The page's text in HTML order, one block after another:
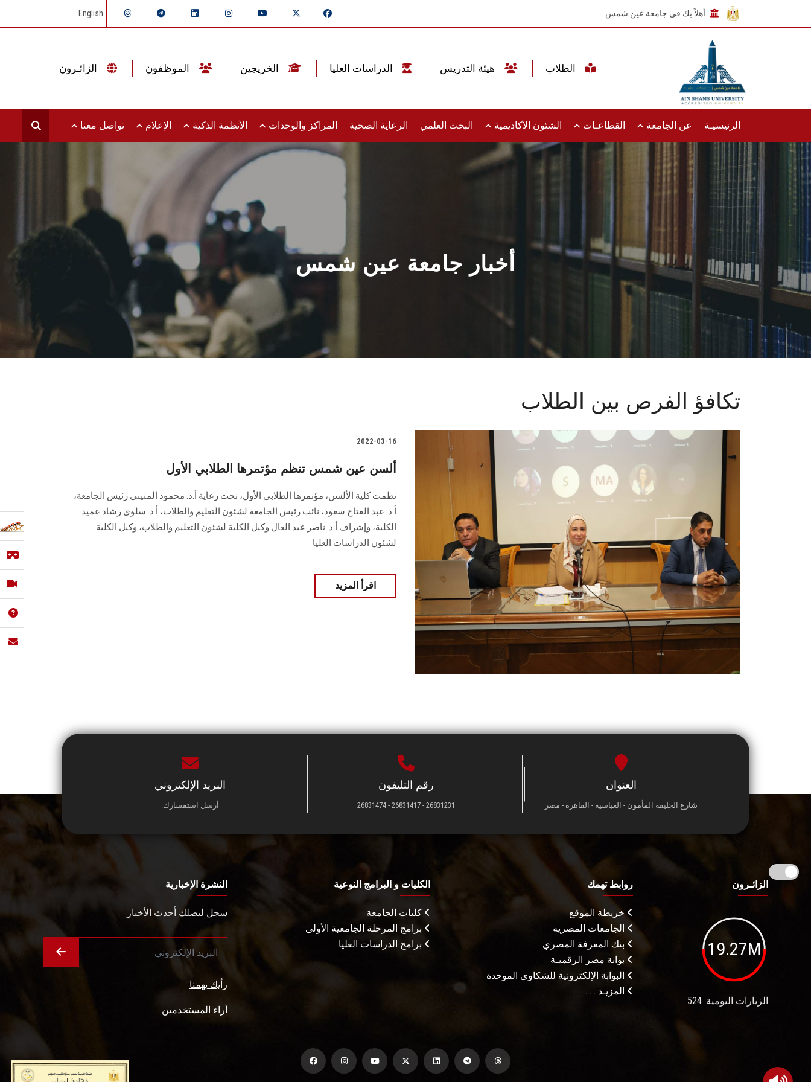
أهلاً بك في جامعة عين شمس English
الرئيسيـة عن الجامعة القطاعـات الشئون الأكاديمية البحث العلمي الرعاية الصحية المراكز والوحدات الأنظمة الذكية الإعلام تواصل معنا
أخبار جامعة عين شمس
تكافؤ الفرص بين الطلاب
2022-03-16
ألسن عين شمس تنظم مؤتمرها الطلابي الأول
نظمت كلية الألسن، مؤتمرها الطلابي الأول، تحت رعاية أ.د. محمود المتيني رئيس الجامعة،
أ.د. عبد الفتاح سعود، نائب رئيس الجامعة لشئون التعليم والطلاب، أ.د. سلوى رشاد عميد
الكلية، وإشراف أ.د. ناصر عبد العال وكيل الكلية لشئون التعليم والطلاب، وكيل الكلية
لشئون الدراسات العليا
اقرأ المزيد
العنوان
شارع الخليفة المأمون - العباسية - القاهرة - مصر
رقم التليفون
26831231 - 26831417 - 26831474
البريد الإلكتروني
أرسل استفسارك.
الزائـرون
19.27M
الزيارات اليومية: 524
روابط تهمك
خريطة الموقع
الجامعات المصرية
بنك المعرفة المصري
بوابة مصر الرقميـة
البوابة الإلكترونية للشكاوى الموحدة
المزيـد . . .
الكليات و البرامج النوعية
كليات الجامعة
برامج المرحلة الجامعية الأولى
برامج الدراسات العليا
النشرة الإخبارية
سجل ليصلك أحدث الأخبار
رأيك يهمنا
أراء المستخدمين